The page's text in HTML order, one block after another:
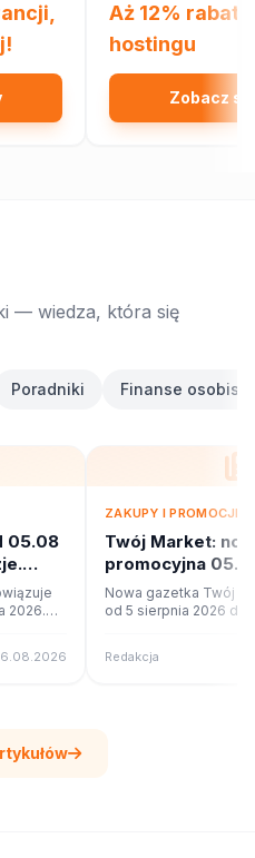
150%
12%!
Aż 12%
hostingu
Zobacz
— wiedza, która się
Poradniki Finanse osobiste
05.08
2026.
ZAKUPY I PROMOCJE
Twój Market:
promocyjna
Co w ofercie?
Nowa gazetka Twój
od 5 sierpnia 2026 do
Redakcja